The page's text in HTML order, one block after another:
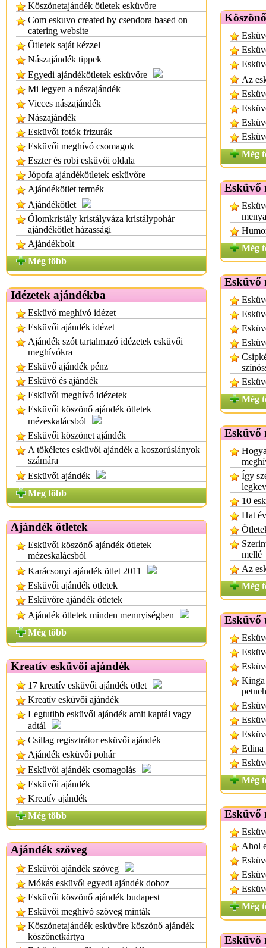
Köszönetajándék ötletek esküvőre
Com eskuvo created by csendora based on
catering website
Ötletek saját kézzel
Nászajándék tippek
Egyedi ajándékötletek esküvőre
Mi legyen a nászajándék
Vicces nászajándék
Nászajándék
Esküvői fotók frizurák
Esküvői meghívó csomagok
Eszter és robi esküvői oldala
Jópofa ajándékötletek esküvőre
Ajándékötlet termék
Ajándékötlet
Ólomkristály kristályváza kristálypohár
ajándékötlet házassági
Ajándékbolt
Még több
Idézetek ajándékba
Esküvő meghívó idézet
Esküvői ajándék idézet
Ajándék szót tartalmazó idézetek esküvői
meghívókra
Esküvő ajándék pénz
Esküvő és ajándék
Esküvői meghívó idézetek
Esküvői köszönő ajándék ötletek
mézeskalácsból
Esküvői köszönet ajándék
A tökéletes esküvői ajándék a koszorúslányok
számára
Esküvői ajándék
Még több
Ajándék ötletek
Esküvői köszönő ajándék ötletek
mézeskalácsból
Karácsonyi ajándék ötlet 2011
Esküvői ajándék ötletek
Esküvőre ajándék ötletek
Ajándék ötletek minden mennyiségben
Még több
Kreatív esküvői ajándék
17 kreatív esküvői ajándék ötlet
Kreatív esküvői ajándék
Legtutibb esküvői ajándék amit kaptál vagy
adtál
Csillag regisztrátor esküvői ajándék
Ajándék esküvői pohár
Esküvői ajándék csomagolás
Esküvői ajándék
Kreatív ajándék
Még több
Ajándék szöveg
Esküvői ajándék szöveg
Mókás esküvői egyedi ajándék doboz
Esküvői köszönő ajándék budapest
Esküvői meghívó szöveg minták
Köszönetajándék esküvőre köszönő ajándék
köszönetkártya
Az
Még
Esküvő
Még
Esküvő
Még
Esküvő
Így
10
Hat
mellé
Az
Még
Esküvő
Kinga
Edina
Még
Esküvő
Ahol
Még
Esküvő